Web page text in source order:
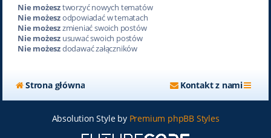
Nie możesztworzyć nowych tematów
Nie możeszodpowiadać w tematach
Nie możeszzmieniać swoich postów
Nie możeszusuwać swoich postów
Nie możeszdodawać załączników
Strona główna Kontakt z nami
Absolution Style by Premium phpBB Styles